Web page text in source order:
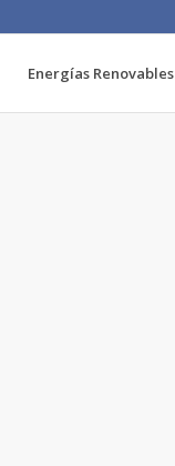
Energías Renovables